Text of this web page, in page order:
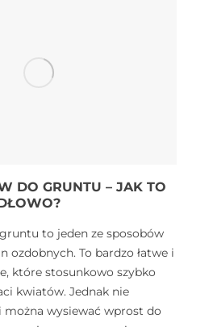
DO GRUNTU – JAK TO
to jeden ze sposobów
ozdobnych. To bardzo łatwe i
które stosunkowo szybko
kwiatów. Jednak nie
wysiewać wprost do